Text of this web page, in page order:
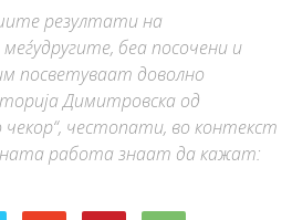
резултати на
беа посочени и
посветуваат доволно
Димитровска од
честопати, во контекст
работа знаат да кажат: